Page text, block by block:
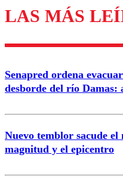
Los comentarios son
Correo
LAS MÁS
Senapred ordena
desborde del río Damas:
Nuevo temblor sacude
magnitud y el epicentro